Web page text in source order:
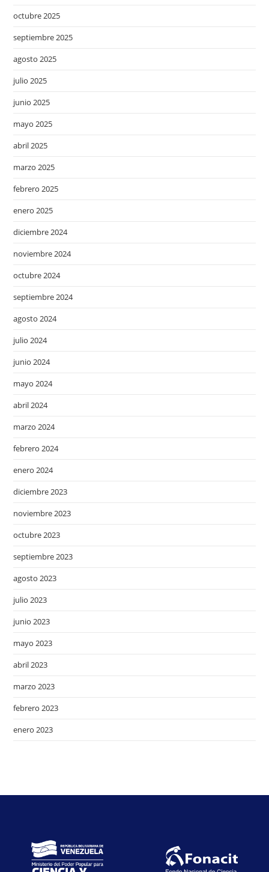
octubre 2025
septiembre 2025
agosto 2025
julio 2025
junio 2025
mayo 2025
abril 2025
marzo 2025
febrero 2025
enero 2025
diciembre 2024
noviembre 2024
octubre 2024
septiembre 2024
agosto 2024
julio 2024
junio 2024
mayo 2024
abril 2024
marzo 2024
febrero 2024
enero 2024
diciembre 2023
noviembre 2023
octubre 2023
septiembre 2023
agosto 2023
julio 2023
junio 2023
mayo 2023
abril 2023
marzo 2023
febrero 2023
enero 2023